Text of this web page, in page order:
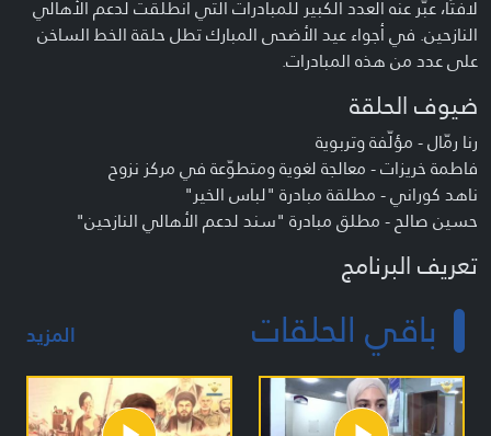
لافتًا، عبّر عنه العدد الكبير للمبادرات التي انطلقت لدعم الأهالي
النازحين. في أجواء عيد الأضحى المبارك تطل حلقة الخط الساخن
على عدد من هذه المبادرات.
ضيوف الحلقة
رنا رمّال - مؤلّفة وتربوية
فاطمة خريزات - معالجة لغوية ومتطوّعة في مركز نزوح
ناهد كوراني - مطلقة مبادرة "لباس الخير"
حسين صالح - مطلق مبادرة "سند لدعم الأهالي النازحين"
تعريف البرنامج
الخط الساخنباقي الحلقات المزيد